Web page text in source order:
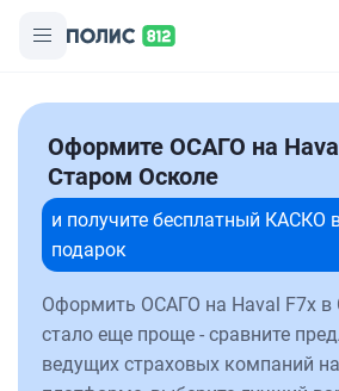
Оформите ОСАГО на
Старом Осколе
и получите бесплатный КАСКО
подарок
Оформить ОСАГО на Haval F7x в
стало еще проще - сравните
ведущих страховых компаний